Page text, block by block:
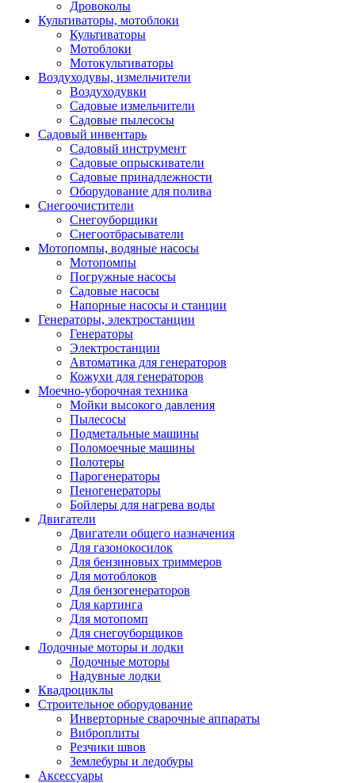
Дровоколы
Культиваторы, мотоблоки
Культиваторы
Мотоблоки
Мотокультиваторы
Воздуходувы, измельчители
Воздуходувки
Садовые измельчители
Садовые пылесосы
Садовый инвентарь
Садовый инструмент
Садовые опрыскиватели
Садовые принадлежности
Оборудование для полива
Снегоочистители
Снегоуборщики
Снегоотбрасыватели
Мотопомпы, водяные насосы
Мотопомпы
Погружные насосы
Садовые насосы
Напорные насосы и станции
Генераторы, электростанции
Генераторы
Электростанции
Автоматика для генераторов
Кожухи для генераторов
Моечно-уборочная техника
Мойки высокого давления
Пылесосы
Подметальные машины
Поломоечные машины
Полотеры
Парогенераторы
Пеногенераторы
Бойлеры для нагрева воды
Двигатели
Двигатели общего назначения
Для газонокосилок
Для бензиновых триммеров
Для мотоблоков
Для бензогенераторов
Для картинга
Для мотопомп
Для снегоуборщиков
Лодочные моторы и лодки
Лодочные моторы
Надувные лодки
Квадроциклы
Строительное оборудование
Инверторные сварочные аппараты
Виброплиты
Резчики швов
Землебуры и ледобуры
Аксессуары